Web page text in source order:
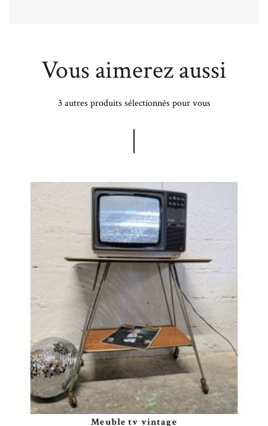
Vous aimerez aussi
3 autres produits sélectionnés pour vous
Meuble tv vintage